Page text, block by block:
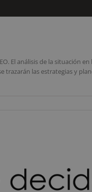
El análisis de la situación
las estrategias y